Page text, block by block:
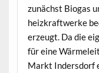
zunächst Bio­gas
heizkraftwerke
erzeugt. Da die
für eine
Markt Inder­s­dorf